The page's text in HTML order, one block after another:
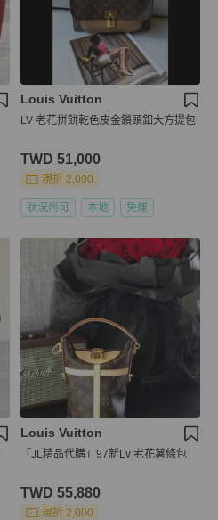
Louis Vuitton
LV 老花拼餅乾色皮金鎖頭釦大方提包
TWD 51,000
現折 2,000
狀況尚可 本地 免運
Louis Vuitton
「JL精品代購」97新Lv 老花薯條包
TWD 55,880
現折 2,000